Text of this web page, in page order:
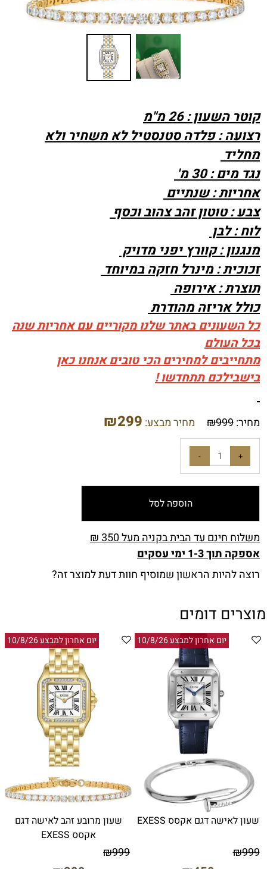
קוטר השעון : 26 מ"מ
רצועה : פלדה סטנסטיל לא משחיר ולא
מחליד
נגד מים : 30 מ'
אחריות : שנתיים
צבע : טוטון זהב צהוב וכסף
לוח : לבן
מנגנון : קוורץ יפני מדויק
זכוכית : מינרל חזקה במיוחד
תוצרת : אירופה
כולל אריזה מהודרת
כל השעונים באתר שלנו מקוריים עם אחריות שנה
בכל העולם
מתחייבים למחירים הכי טובים אנחנו כאן
בישבילכם תתחדשו !
מחיר: ₪999 מחיר מבצע: ₪299
הוספה לסל
משלוח חינם עד הבית בקניה מעל 350 ₪
אספקה תוך 1-3 ימי עסקים
רוצה להיות הראשון שמוסיף חוות דעת למוצר זה?
מוצרים דומים
יום אחרון למבצע 10/8/26
שעון לאישה דגם אקסס EXESS
₪999
יום אחרון למבצע 10/8/26
שעון מרובע זהב לאישה דגם
אקסס EXESS
₪999